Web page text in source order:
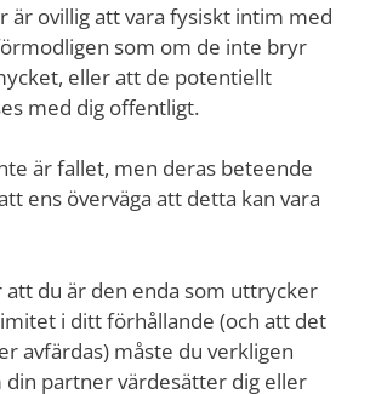
är ovillig att vara fysiskt intim med
som om de inte bryr
eller att de potentiellt
med dig offentligt.
är fallet, men deras beteende
ens överväga att detta kan vara
du är den enda som uttrycker
i ditt förhållande (och att det
avfärdas) måste du verkligen
din partner värdesätter dig eller